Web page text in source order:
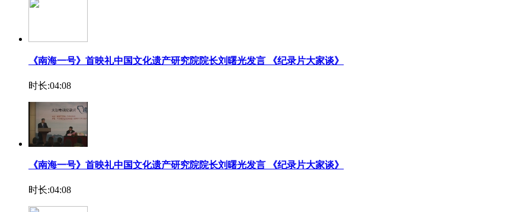
《南海一号》首映礼中国文化遗产研究院院长刘曙光发言 《纪录片大家谈》
时长:04:08
《南海一号》首映礼中国文化遗产研究院院长刘曙光发言 《纪录片大家谈》
时长:04:08